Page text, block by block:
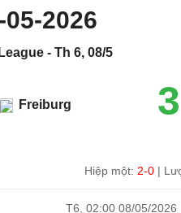
2026
- Th 6, 08/5
Freiburg
Hiệp một: 2-0 |
T6, 02:00 08/05/2026